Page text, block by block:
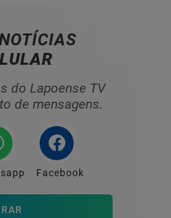
do Lapoense TV
de mensagens.
Facebook